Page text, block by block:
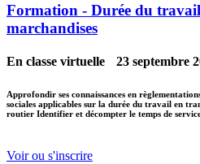
Formation - Durée du
marchandises
En classe virtuelle 23 septembre
Approfondir ses connaissances en
sociales applicables sur la durée du travail en
routier Identifier et décompter le temps de
Voir ou s'inscrire